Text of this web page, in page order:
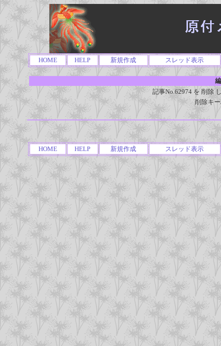
HOME HELP 新規作成 スレッド表示
記事No.62974 を 削除
削除キ
HOME HELP 新規作成 スレッド表示